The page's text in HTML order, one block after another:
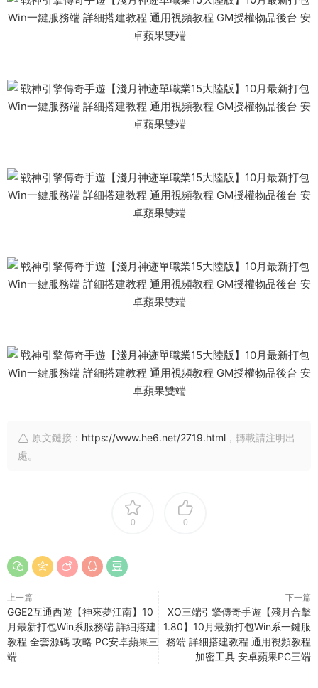
原文鏈接： https://www.he6.net/2719.html ，轉載請注明出
處。
0 0
上一篇
GGE2互通西遊【神來夢江南】10
月最新打包Win系服務端 詳細搭建
教程 全套源碼 攻略 PC安卓蘋果三
端
下一篇
XO三端引擎傳奇手遊【殘月合擊
1.80】10月最新打包Win系一鍵服
務端 詳細搭建教程 通用視頻教程
加密工具 安卓蘋果PC三端